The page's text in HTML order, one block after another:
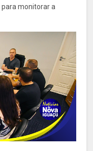
monitorar a